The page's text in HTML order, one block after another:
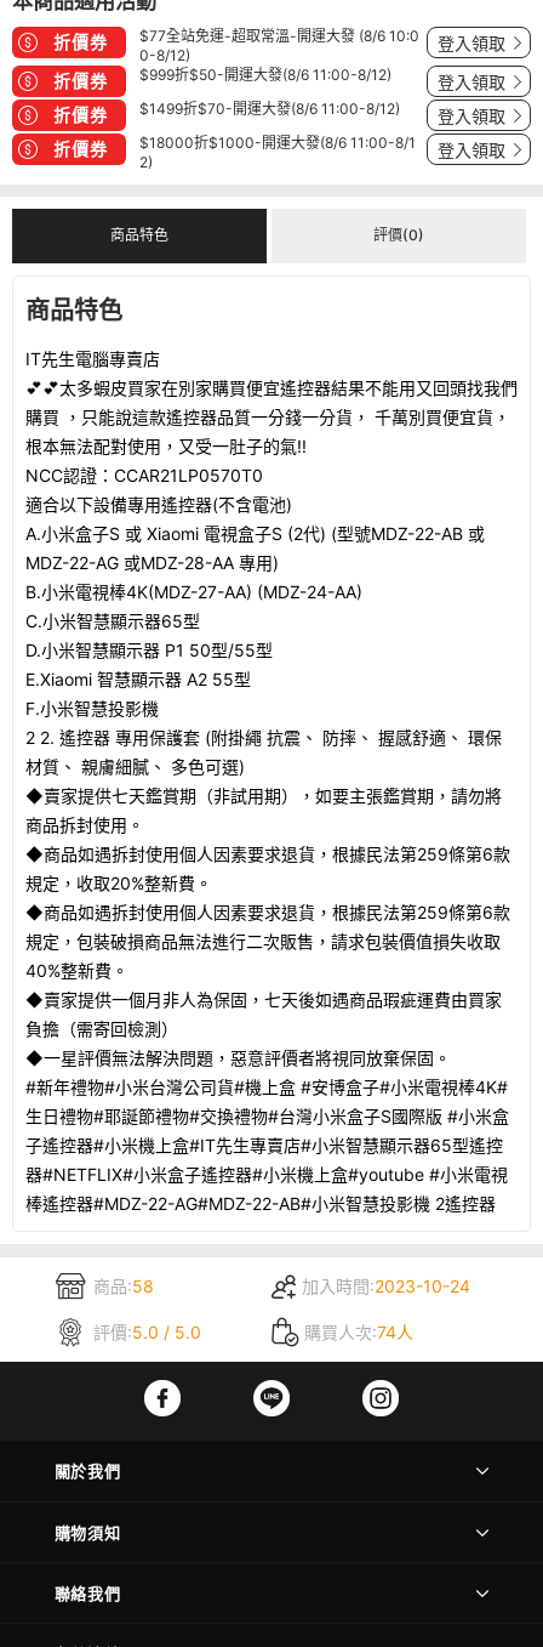
折價券
$77全站免運-超取常溫-開運大發 (8/6 10:0
0-8/12)
登入領取
折價券 $999折$50-開運大發(8/6 11:00-8/12) 登入領取
折價券 $1499折$70-開運大發(8/6 11:00-8/12) 登入領取
折價券
$18000折$1000-開運大發(8/6 11:00-8/1
2)
登入領取
商品特色 評價(0)
商品特色
IT先生電腦專賣店
💕💕太多蝦皮買家在別家購買便宜遙控器結果不能用又回頭找我們
購買 ，只能說這款遙控器品質一分錢一分貨， 千萬別買便宜貨，
根本無法配對使用，又受一肚子的氣!!
NCC認證：CCAR21LP0570T0
適合以下設備專用遙控器(不含電池)
A.小米盒子S 或 Xiaomi 電視盒子S (2代) (型號MDZ-22-AB 或
MDZ-22-AG 或MDZ-28-AA 專用)
B.小米電視棒4K(MDZ-27-AA) (MDZ-24-AA)
C.小米智慧顯示器65型
D.小米智慧顯示器 P1 50型/55型
E.Xiaomi 智慧顯示器 A2 55型
F.小米智慧投影機
2 2. 遙控器 專用保護套 (附掛繩 抗震、 防摔、 握感舒適、 環保
材質、 親膚細膩、 多色可選)
◆賣家提供七天鑑賞期（非試用期），如要主張鑑賞期，請勿將
商品拆封使用。
◆商品如遇拆封使用個人因素要求退貨，根據民法第259條第6款
規定，收取20%整新費。
◆商品如遇拆封使用個人因素要求退貨，根據民法第259條第6款
規定，包裝破損商品無法進行二次販售，請求包裝價值損失收取
40%整新費。
◆賣家提供一個月非人為保固，七天後如遇商品瑕疵運費由買家
負擔（需寄回檢測）
◆一星評價無法解決問題，惡意評價者將視同放棄保固。
#新年禮物#小米台灣公司貨#機上盒 #安博盒子#小米電視棒4K#
生日禮物#耶誕節禮物#交換禮物#台灣小米盒子S國際版 #小米盒
子遙控器#小米機上盒#IT先生專賣店#小米智慧顯示器65型遙控
器#NETFLIX#小米盒子遙控器#小米機上盒#youtube #小米電視
棒遙控器#MDZ-22-AG#MDZ-22-AB#小米智慧投影機 2遙控器
商品:58 加入時間:2023-10-24
評價:5.0 / 5.0 購買人次:74人
關於我們
購物須知
聯絡我們